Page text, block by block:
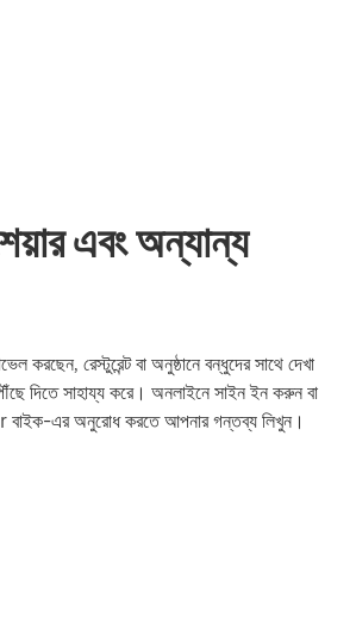
এবং অন্যান্য
রেস্টুরেন্ট বা অনুষ্ঠানে বন্ধুদের সাথে দেখা
দিতে সাহায্য করে। অনলাইনে সাইন ইন করুন বা
এর অনুরোধ করতে আপনার গন্তব্য লিখুন।